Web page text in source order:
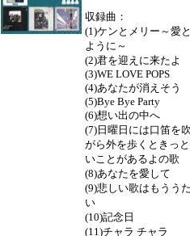
収録曲：
(1)ケンとメリー～愛
ように～
(2)君を迎えに来たよ
(3)WE LOVE POPS
(4)あなたが消えそう
(5)Bye Bye Party
(6)想い出の中へ
(7)日曜日には口笛を
がら外を歩くときっ
いことがあるよの歌
(8)あなたを愛して
(9)悲しい歌はもうう
い
(10)記念日
(11)チャラ チャラ